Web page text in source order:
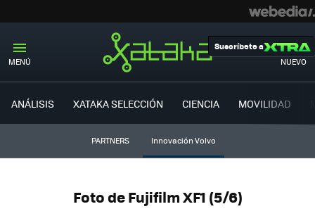
MENÚ NUEVO
Suscríbete a
ANÁLISIS XATAKA SELECCIÓN CIENCIA MOVILIDAD
PARTNERS Innovación Volvo
Foto de Fujifilm XF1 (5/6)